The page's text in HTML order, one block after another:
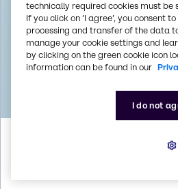
technically required cookies must
If you click on ’I agree’, you consent
processing and transfer of the data
manage your cookie settings and
by clicking on the green cookie icon
information can be found in our
I do not